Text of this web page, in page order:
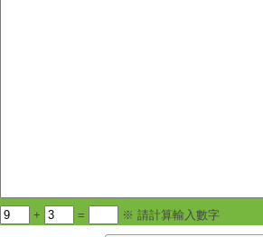
+ = ※ 請計算輸入數字